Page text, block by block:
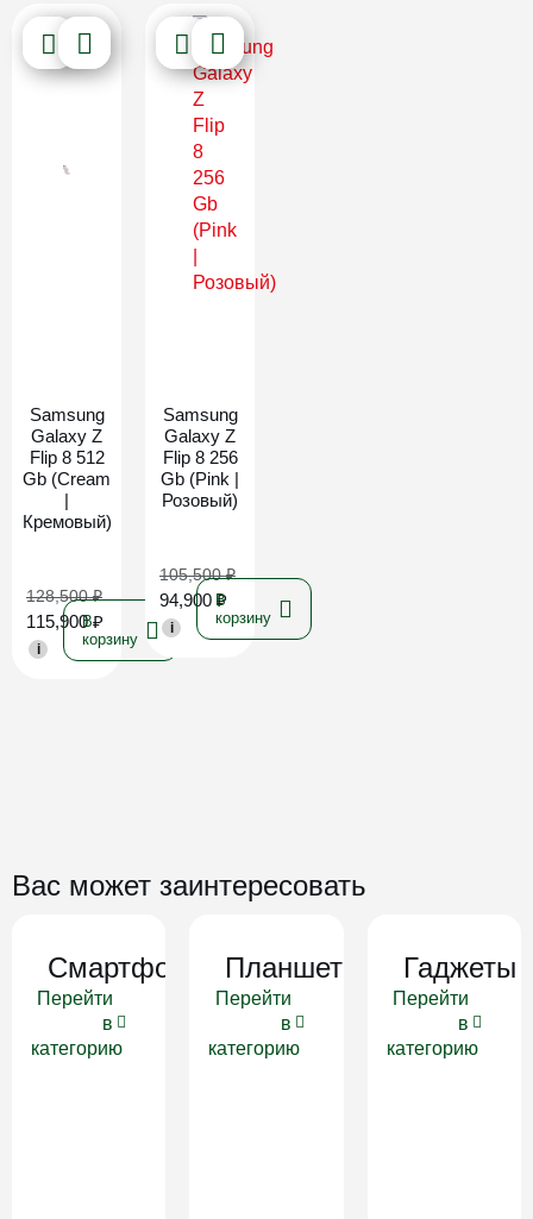
Samsung
Galaxy Z
Flip 8 512
Gb (Cream
|
Кремовый)
128,500₽
115,900₽
i
В
корзину
Samsung
Galaxy Z
Flip 8 256
Gb (Pink |
Розовый)
105,500₽
94,900 ₽
i
В
корзину
Вас может заинтересовать
Смартфоны
Перейти
в
категорию
Планшеты
Перейти
в
категорию
Гаджеты
Перейти
в
категорию